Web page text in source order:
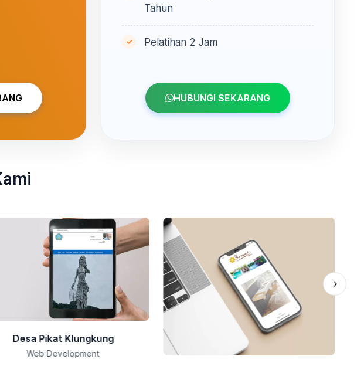
Tahun
Pelatihan 2 Jam
HUBUNGI SEKARANG
Desa Pikat Klungkung
Web Development